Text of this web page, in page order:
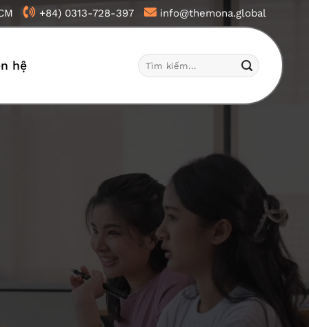
+84) 0313-728-397 info@themona.global
hệ
Tìm
kiếm: